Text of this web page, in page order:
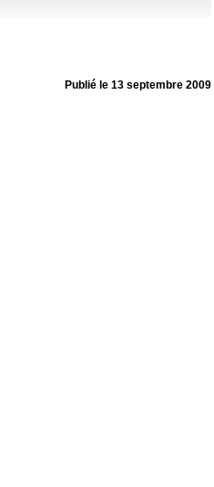
Publié le13 septembre 2009